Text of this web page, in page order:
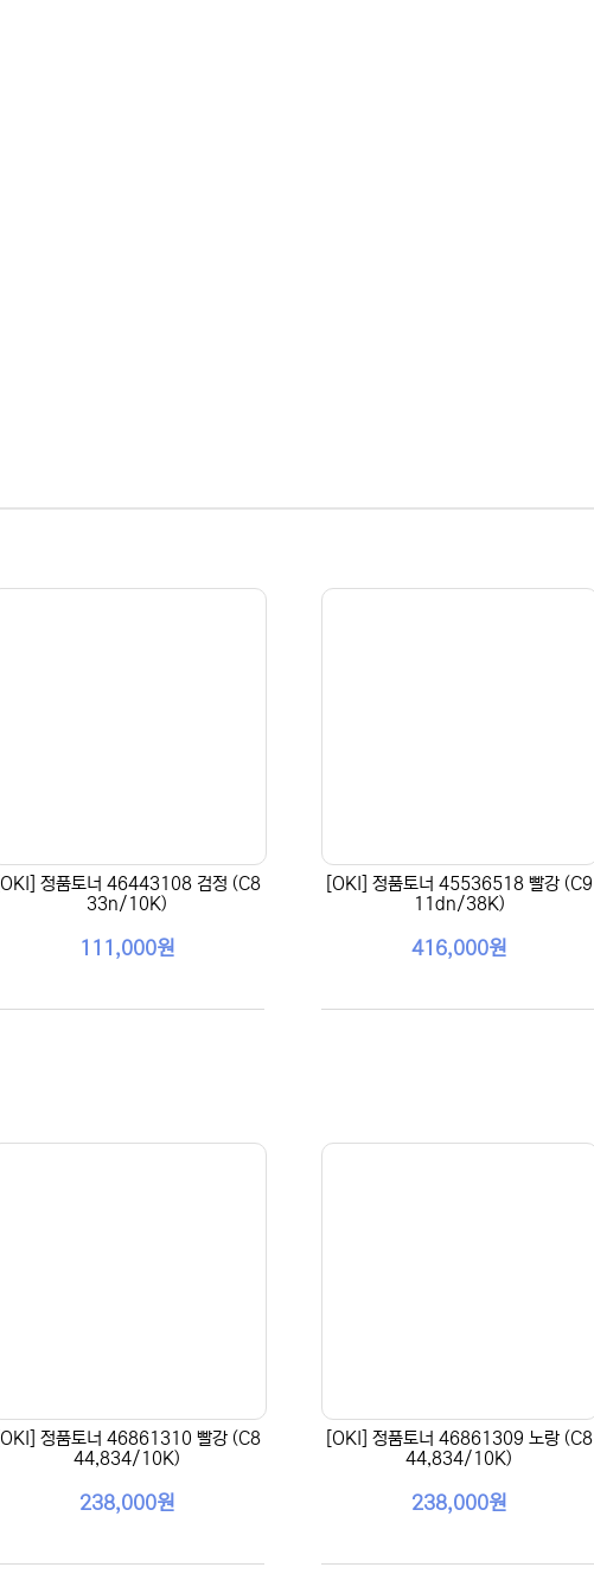
[OKI] 정품토너 46443108 검정 (C8
33n/10K)
111,000원
[OKI] 정품토너 45536518 빨강 (C9
11dn/38K)
416,000원
[OKI] 정품토너 46861310 빨강 (C8
44,834/10K)
238,000원
[OKI] 정품토너 46861309 노랑 (C8
44,834/10K)
238,000원